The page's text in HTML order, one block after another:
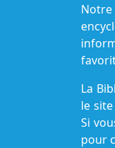
Notre
La
le
Si
pour